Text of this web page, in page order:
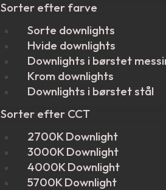
Sorter efter farve
Sorte downlights
Hvide downlights
Downlights i børstet
Krom downlights
Downlights i børstet stål
Sorter efter CCT
2700K Downlight
3000K Downlight
4000K Downlight
5700K Downlight